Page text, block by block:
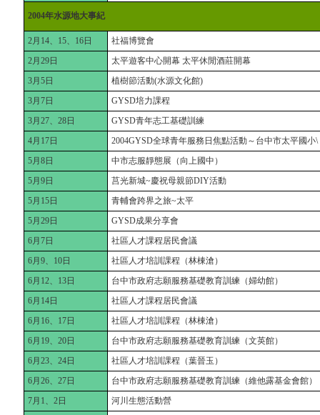
2004年水源地大事紀
2月14、15、16日
社福博覽會
2月29日
太平遊客中心開幕 太平休閒酒莊開幕
3月5日
植樹節活動(水源文化館)
3月7日
GYSD培力課程
3月27、28日
GYSD青年志工基礎訓練
4月17日
2004GYSD全球青年服務日焦點活動～台中市太平國小\
5月8日
中市志服靜態展（向上國中）
5月9日
莒光新城~慶祝母親節DIY活動
5月15日
青輔會跨界之旅~太平
5月29日
GYSD成果分享會
6月7日
社區人才課程居民會議
6月9、10日
社區人才培訓課程（林棟滄）
6月12、13日
台中市政府志願服務基礎教育訓練（婦幼館）
6月14日
社區人才課程居民會議
6月16、17日
社區人才培訓課程（林棟滄）
6月19、20日
台中市政府志願服務基礎教育訓練（文英館）
6月23、24日
社區人才培訓課程（葉晉玉）
6月26、27日
台中市政府志願服務基礎教育訓練（維他露基金會館）
7月1、2日
河川生態活動營